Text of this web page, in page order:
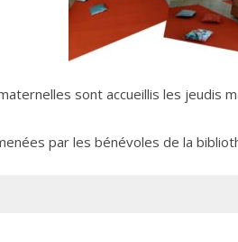
sont accueillis les jeudis
par les bénévoles de la